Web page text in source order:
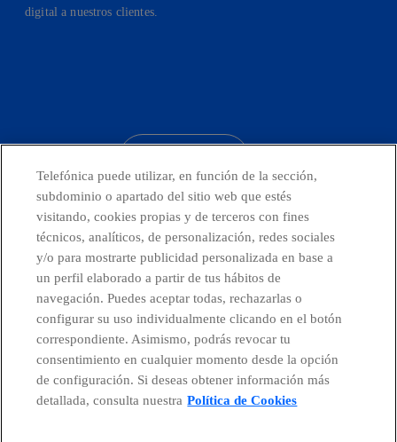
digital a nuestros clientes.
Telefónica en redes sociales
Canal de Denuncias
Centro Global Transparencia
Telefónica puede utilizar, en función de la sección,
subdominio o apartado del sitio web que estés
visitando, cookies propias y de terceros con fines
técnicos, analíticos, de personalización, redes sociales
y/o para mostrarte publicidad personalizada en base a
un perfil elaborado a partir de tus hábitos de
navegación. Puedes aceptar todas, rechazarlas o
configurar su uso individualmente clicando en el botón
correspondiente. Asimismo, podrás revocar tu
consentimiento en cualquier momento desde la opción
de configuración. Si deseas obtener información más
detallada, consulta nuestra Política de Cookies